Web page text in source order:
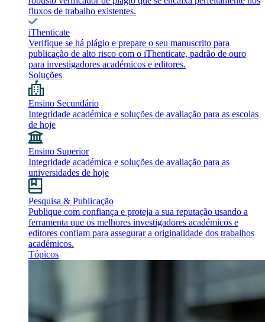
fluxos de trabalho existentes.
iThenticate
Verifique se há plágio e prepare o seu manuscrito para
publicação de alto risco com o iThenticate, padrão de ouro
para investigadores académicos e editores.
Soluções
Ensino Secundário
Integridade académica e soluções de avaliação para as escolas
de hoje
Ensino Superior
Integridade académica e soluções de avaliação para as
universidades de hoje
Pesquisa & Publicação
Publique com confiança e proteja a sua reputação usando a
ferramenta que os melhores investigadores académicos e
editores confiam para assegurar a originalidade dos trabalhos
académicos.
Tópicos